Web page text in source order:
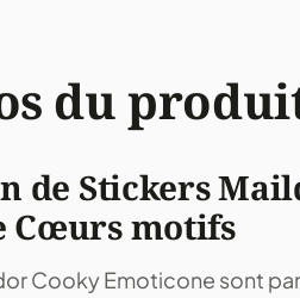
du
de Stickers
Cœurs motifs
Cooky Emoticone sont